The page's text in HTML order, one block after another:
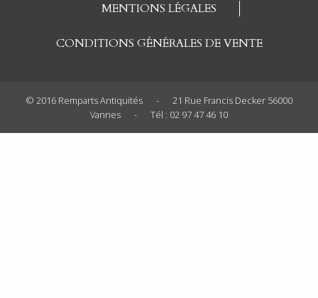
MENTIONS LÉGALES
CONDITIONS GÉNÉRALES DE VENTE
© 2016 Remparts Antiquités -
21 Rue Francis Decker 56000
Vannes
- Tél : 02 97 47 46 10